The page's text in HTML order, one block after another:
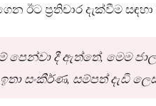
ඊට ප්‍රතිචාර දැක්වීම
පෙන්වා දී ඇත්තේ, මෙම
සංකීර්ණ, සම්පත් දැඩි